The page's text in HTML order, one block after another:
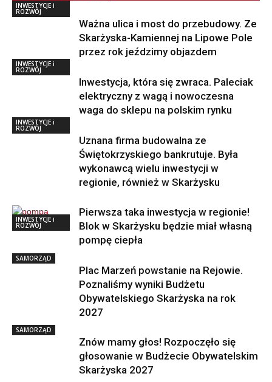
INWESTYCJE i
ROZWÓJ
Ważna ulica i most do przebudowy. Ze
Skarżyska-Kamiennej na Lipowe Pole
przez rok jeździmy objazdem
INWESTYCJE i
ROZWÓJ
Inwestycja, która się zwraca. Paleciak
elektryczny z wagą i nowoczesna
waga do sklepu na polskim rynku
INWESTYCJE i
ROZWÓJ
Uznana firma budowalna ze
Świętokrzyskiego bankrutuje. Była
wykonawcą wielu inwestycji w
regionie, również w Skarżysku
INWESTYCJE i
ROZWÓJ
Pierwsza taka inwestycja w regionie!
Blok w Skarżysku będzie miał własną
pompę ciepła
SAMORZĄD
Plac Marzeń powstanie na Rejowie.
Poznaliśmy wyniki Budżetu
Obywatelskiego Skarżyska na rok
2027
SAMORZĄD
Znów mamy głos! Rozpoczęło się
głosowanie w Budżecie Obywatelskim
Skarżyska 2027